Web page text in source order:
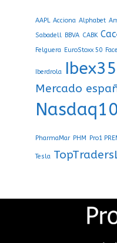
AAPL Acciona Alphabet
Sabadell BBVA CABK
Felguera EuroStoxx 50
Iberdrola Ibex35
Mercado
PharmaMar PHM Pro1
Tesla